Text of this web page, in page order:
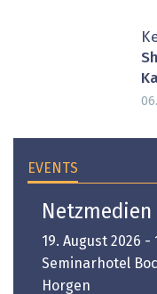
EVENTS
19. August 2026 -
Seminarhotel
Horgen